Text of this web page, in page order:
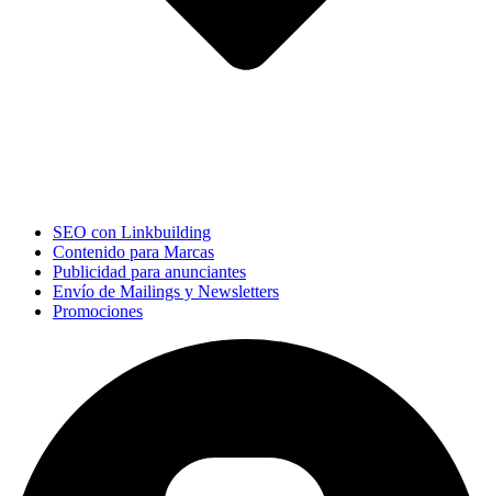
SEO con Linkbuilding
Contenido para Marcas
Publicidad para anunciantes
Envío de Mailings y Newsletters
Promociones